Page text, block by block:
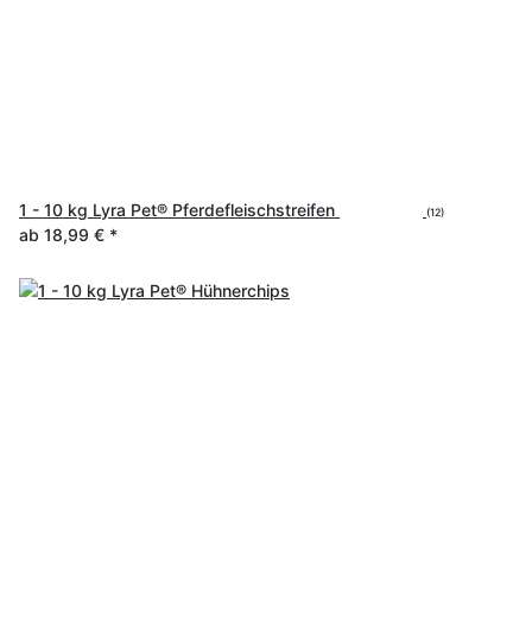
1 - 10 kg Lyra Pet® Pferdefleischstreifen (12)
ab 18,99 € *